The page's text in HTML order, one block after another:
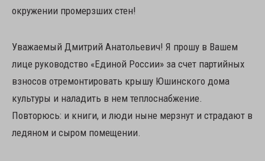
окружении промерзших стен!
Уважаемый Дмитрий Анатольевич! Я прошу в Вашем
лице руководство «Единой России» за счет партийных
взносов отремонтировать крышу Юшинского дома
культуры и наладить в нем теплоснабжение.
Повторюсь: и книги, и люди ныне мерзнут и страдают в
ледяном и сыром помещении.